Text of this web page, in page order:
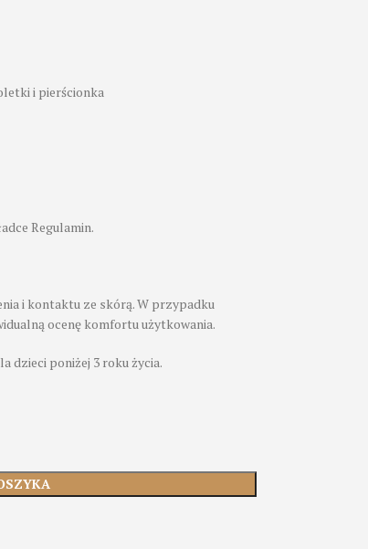
i pierścionka
Regulamin.
i kontaktu ze skórą. W przypadku
ocenę komfortu użytkowania.
dzieci poniżej 3 roku życia.